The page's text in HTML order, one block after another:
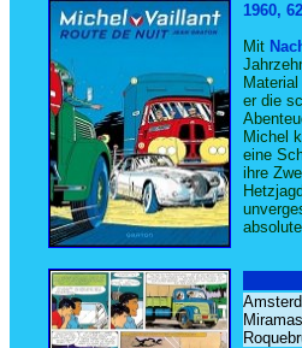
1960,
Mit
er die
Michel
eine
ihre